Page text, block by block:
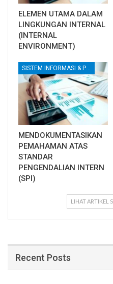
ELEMEN UTAMA DALAM
LINGKUNGAN INTERNAL
(INTERNAL
ENVIRONMENT)
SISTEM INFORMASI & PENGENDALIAN INTERNAL
MENDOKUMENTASIKAN
PEMAHAMAN ATAS
STANDAR
PENGENDALIAN INTERN
(SPI)
LIHAT ARTIKEL
Recent Posts